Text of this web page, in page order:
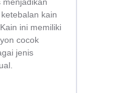
kain
ini memiliki
cocok
jenis